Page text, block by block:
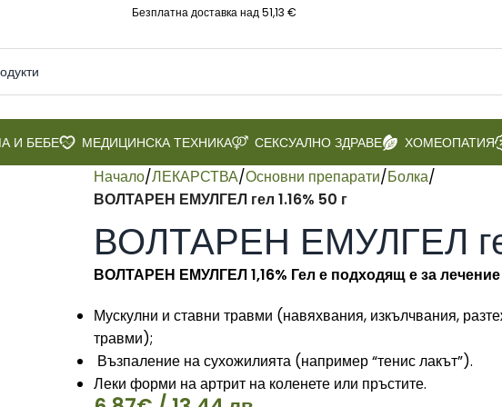
Безплатна доставка над 51,13 €
И БЕБЕ МЕДИЦИНСКА ТЕХНИКА СЕКСУАЛНО ЗДРАВЕ ХОМЕОПАТИЯ
Начало/ЛЕКАРСТВА/Основни препарати/Болка/
ВОЛТАРЕН ЕМУЛГЕЛ гел 1.16% 50 г
ВОЛТАРЕН ЕМУЛГЕЛ
ВОЛТАРЕН ЕМУЛГЕЛ 1,16% Гел е подходящ е за
Мускулни и ставни травми (навяхвания, изкълчвания,
травми);
Възпаление на сухожилията (например “тенис лакът”).
Леки форми на артрит на коленете или пръстите.